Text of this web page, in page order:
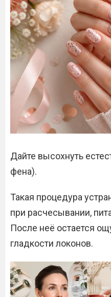
Дайте высохнуть
фена).
Такая процедура
при расчесывании,
После неё остается
гладкости локонов.